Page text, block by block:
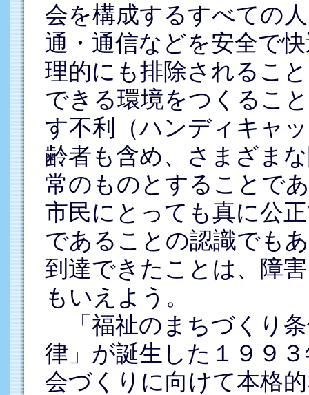
会を構成するすべての
通・通信などを安全で
理的にも排除されるこ
できる環境をつくるこ
す不利（ハンディキャ
齢者も含め、さまざま
常のものとすることで
市民にとっても真に公
であることの認識でも
到達できたことは、障
もいえよう。
「福祉のまちづくり
律」が誕生した１９９
会づくりに向けて本格